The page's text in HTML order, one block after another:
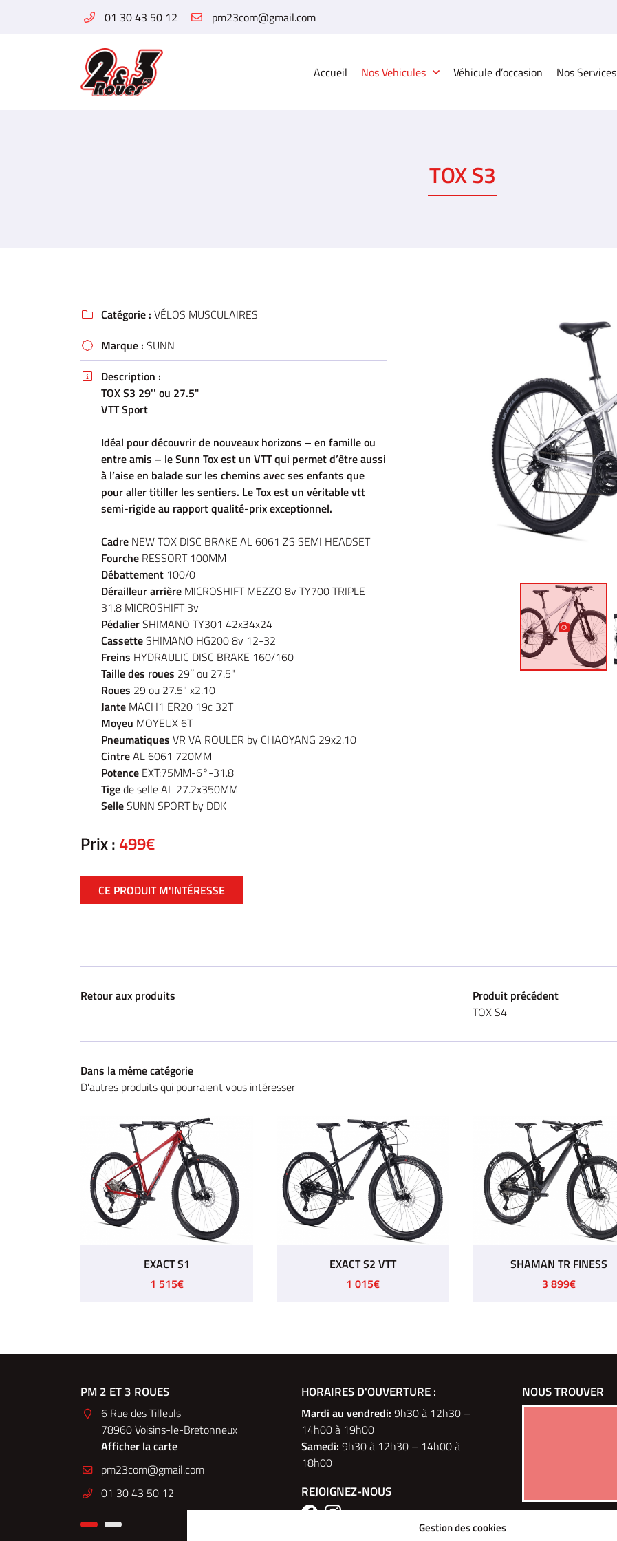
01 30 43 50 12
Accueil Nos Vehicules Véhicule d’occasion Nos Services
78960 Voisins-le-Bretonneux
01 30 43 50 12
email indiqué ci-dessus. Vous pouvez vous désinscrire à tout moment en utilisant
INSCRIPTION
TOX S3
 Catégorie : VÉLOS MUSCULAIRES
 Marque : SUNN

Description :
TOX S3 29'' ou 27.5"
VTT Sport
Idéal pour découvrir de nouveaux horizons – en famille ou
entre amis – le Sunn Tox est un VTT qui permet d’être aussi
à l’aise en balade sur les chemins avec ses enfants que
pour aller titiller les sentiers. Le Tox est un véritable vtt
semi-rigide au rapport qualité-prix exceptionnel.
Cadre NEW TOX DISC BRAKE AL 6061 ZS SEMI HEADSET
Fourche RESSORT 100MM
Débattement 100/0
Dérailleur arrière MICROSHIFT MEZZO 8v TY700 TRIPLE
31.8 MICROSHIFT 3v
PédalierSHIMANO TY301 42x34x24
CassetteSHIMANO HG200 8v 12-32
Freins HYDRAULIC DISC BRAKE 160/160
Taille des roues 29’’ ou 27.5"
Roues 29 ou 27.5" x2.10
Jante MACH1 ER20 19c 32T
Moyeu MOYEUX 6T
Pneumatiques VR VA ROULER by CHAOYANG 29x2.10
CintreAL 6061 720MM
Potence EXT:75MM-6°-31.8
Tigede selle AL 27.2x350MM
SelleSUNN SPORT by DDK
Prix :499€
CE PRODUIT M'INTÉRESSE
Retour aux produits
Produit précédent
TOX S4
Dans la même catégorie
D'autres produits qui pourraient vous intéresser
EXACT S1
1 515€
EXACT S2 VTT
1 015€
SHAMAN TR FINESS
3 899€
PM 2 ET 3 ROUES
6 Rue des Tilleuls
78960 Voisins-le-Bretonneux
Afficher la carte
01 30 43 50 12
PM 2&3 ROUES ELEC
148 Boulevard du Montparnasse
75014 Paris
Afficher la carte
Nous contacter
01 30 43 50 12
PM 2 ET 3 ROUES
6 Rue des Tilleuls
Afficher la carte
HORAIRES D'OUVERTURE :
Mardi au vendredi: 9h30 à 12h30 –
14h00 à 19h00
Samedi: 9h30 à 12h30 – 14h00 à
18h00
REJOIGNEZ-NOUS
NOUS TROUVER
Gestion des cookies